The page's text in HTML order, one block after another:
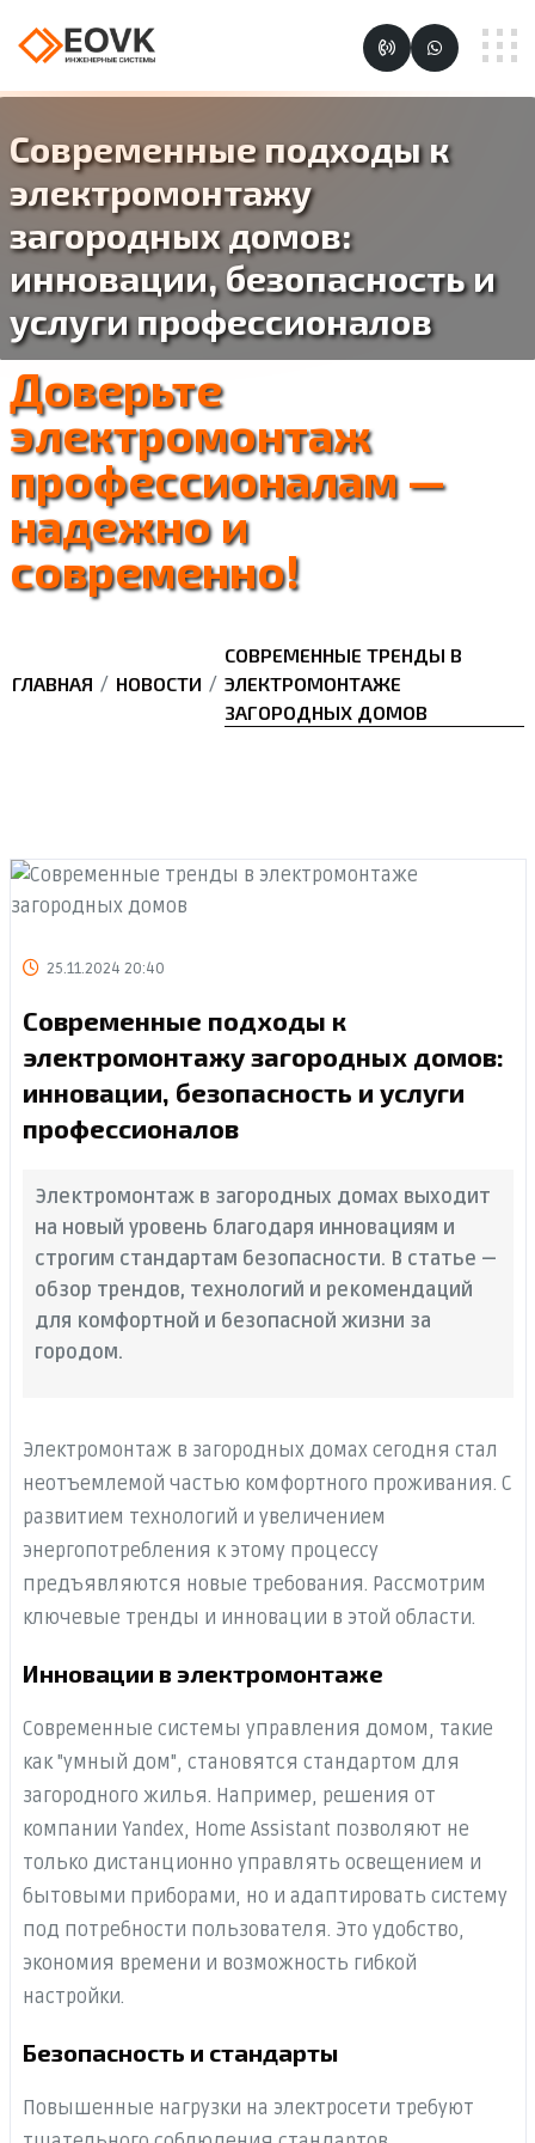
Современные подходы к
электромонтажу
загородных домов:
инновации, безопасность и
услуги профессионалов
Доверьте
электромонтаж
профессионалам —
надежно и
современно!
ГЛАВНАЯ / НОВОСТИ /
СОВРЕМЕННЫЕ ТРЕНДЫ В
ЭЛЕКТРОМОНТАЖЕ
ЗАГОРОДНЫХ ДОМОВ
25.11.2024 20:40
Современные подходы к
электромонтажу загородных домов:
инновации, безопасность и услуги
профессионалов
Электромонтаж в загородных домах выходит
на новый уровень благодаря инновациям и
строгим стандартам безопасности. В статье —
обзор трендов, технологий и рекомендаций
для комфортной и безопасной жизни за
городом.
Электромонтаж в загородных домах сегодня стал
неотъемлемой частью комфортного проживания. С
развитием технологий и увеличением
энергопотребления к этому процессу
предъявляются новые требования. Рассмотрим
ключевые тренды и инновации в этой области.
Инновации в электромонтаже
Современные системы управления домом, такие
как "умный дом", становятся стандартом для
загородного жилья. Например, решения от
компании Yandex, Home Assistant позволяют не
только дистанционно управлять освещением и
бытовыми приборами, но и адаптировать систему
под потребности пользователя. Это удобство,
экономия времени и возможность гибкой
настройки.
Безопасность и стандарты
Повышенные нагрузки на электросети требуют